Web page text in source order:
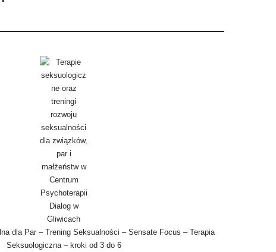
dla Par – Trening Seksualności – Sensate Focus – Terapia
Seksuologiczna – kroki od 3 do 6